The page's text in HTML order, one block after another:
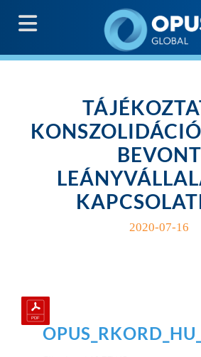
BEVONT
2020-07-16